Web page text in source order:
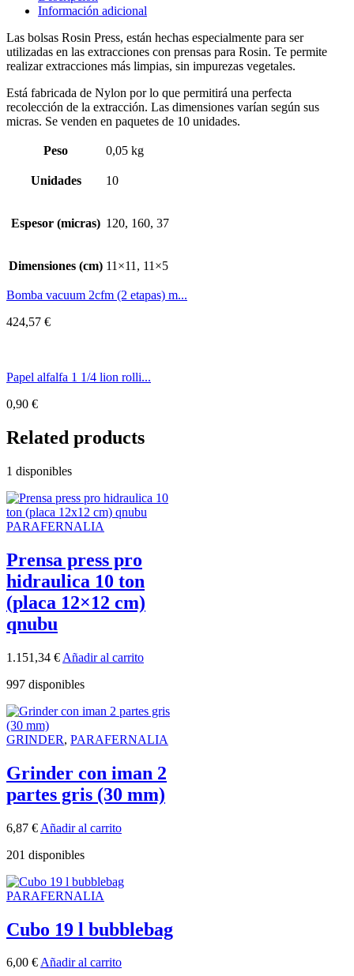
Información adicional
Las bolsas Rosin Press, están hechas especialmente para ser
utilizadas en las extracciones con prensas para Rosin. Te permite
realizar extracciones más limpias, sin impurezas vegetales.
Está fabricada de Nylon por lo que permitirá una perfecta
recolección de la extracción. Las dimensiones varían según sus
micras. Se venden en paquetes de 10 unidades.
Peso 0,05 kg
Unidades 10
Espesor (micras) 120, 160, 37
Dimensiones (cm) 11×11, 11×5
Bomba vacuum 2cfm (2 etapas) m...
424,57 €
Papel alfalfa 1 1/4 lion rolli...
0,90 €
Related products
1 disponibles
PARAFERNALIA
Prensa press pro
hidraulica 10 ton
(placa 12×12 cm)
qnubu
1.151,34 € Añadir al carrito
997 disponibles
GRINDER, PARAFERNALIA
Grinder con iman 2
partes gris (30 mm)
6,87 € Añadir al carrito
201 disponibles
PARAFERNALIA
Cubo 19 l bubblebag
6,00 €Añadir al carrito